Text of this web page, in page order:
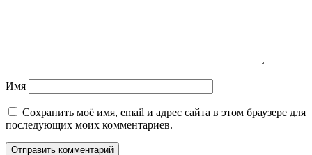
Имя
Сохранить моё имя, email и адрес сайта в этом браузере для
последующих моих комментариев.